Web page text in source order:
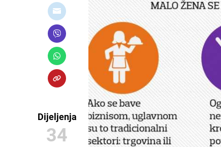
Dijeljenja
34